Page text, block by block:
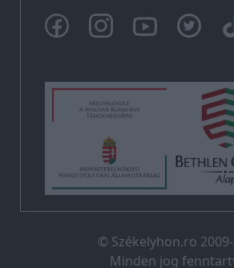
© Székelyhon.ro
Minden jog